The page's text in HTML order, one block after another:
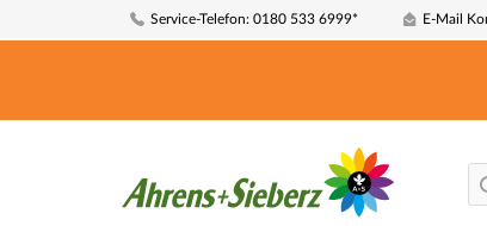
Service-Telefon: 0180 533 6999* E-Mail